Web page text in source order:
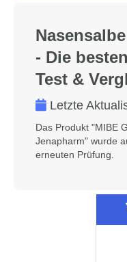
- Die
Test &
Letzte
Das Produkt "MIBE
Jenapharm" wurde
erneuten Prüfung.